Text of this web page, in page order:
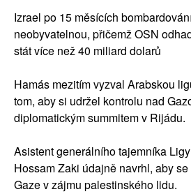
Izrael po 15 měsících
neobyvatelnou, přičemž OSN
stát více než 40 miliard dolarů
Hamás mezitím vyzval Arabskou
tom, aby si udržel kontrolu nad
diplomatickým summitem v Rijádu.
Asistent generálního tajemníka
Hossam Zaki údajně navrhl, aby
Gaze v zájmu palestinského lidu.